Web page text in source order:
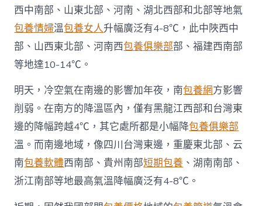
西中南部、山東北部、河南、湖北西部和北部等地氣
包養情婦溫包養女人升幅廣泛有4-8℃，此中陜西中
部、山西東北部、河南西包養俱樂部部、福建西南部
等地達10-14℃。
明天，冷空氣在南邊的影響加年夜，南包養網方影響
削弱。在南方的降溫區內，僅有黑龍江西部和台灣東
邊的降幅跨越4℃，其它處所都是小幅降包養俱樂部
溫。而南邊地域，像四川台灣東邊，重慶東北部、云
南包養軟體西南部、貴州南部短期包養 、湖南南部、
浙江南部等地最高氣溫降幅廣泛有4-8℃。